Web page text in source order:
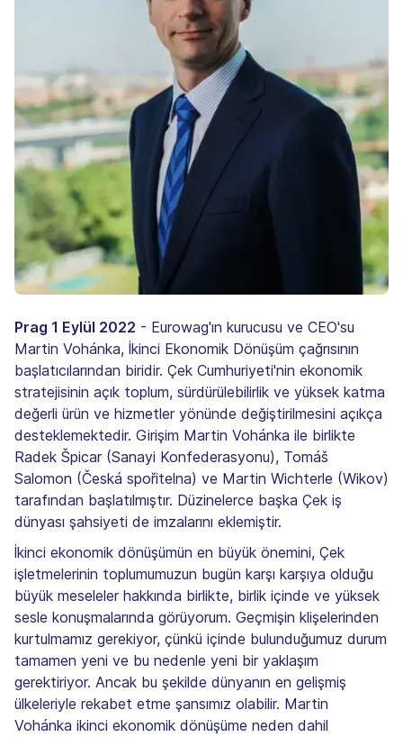
Prag 1 Eylül 2022 - Eurowag'ın kurucusu ve CEO'su
Martin Vohánka, İkinci Ekonomik Dönüşüm çağrısının
başlatıcılarından biridir. Çek Cumhuriyeti'nin ekonomik
stratejisinin açık toplum, sürdürülebilirlik ve yüksek katma
değerli ürün ve hizmetler yönünde değiştirilmesini açıkça
desteklemektedir. Girişim Martin Vohánka ile birlikte
Radek Špicar (Sanayi Konfederasyonu), Tomáš
Salomon (Česká spořitelna) ve Martin Wichterle (Wikov)
tarafından başlatılmıştır. Düzinelerce başka Çek iş
dünyası şahsiyeti de imzalarını eklemiştir.
İkinci ekonomik dönüşümün en büyük önemini, Çek
işletmelerinin toplumumuzun bugün karşı karşıya olduğu
büyük meseleler hakkında birlikte, birlik içinde ve yüksek
sesle konuşmalarında görüyorum. Geçmişin klişelerinden
kurtulmamız gerekiyor, çünkü içinde bulunduğumuz durum
tamamen yeni ve bu nedenle yeni bir yaklaşım
gerektiriyor. Ancak bu şekilde dünyanın en gelişmiş
ülkeleriyle rekabet etme şansımız olabilir. Martin
Vohánka ikinci ekonomik dönüşüme neden dahil